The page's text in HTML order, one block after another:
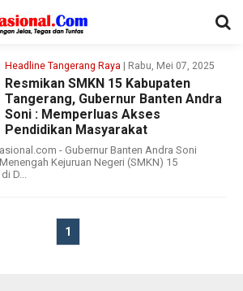
Headline Tangerang Raya | Rabu, Mei 07, 2025
Resmikan SMKN 15 Kabupaten
Tangerang, Gubernur Banten Andra
Soni : Memperluas Akses
Pendidikan Masyarakat
- Gubernur Banten Andra Soni
Kejuruan Negeri (SMKN) 15
D...
1